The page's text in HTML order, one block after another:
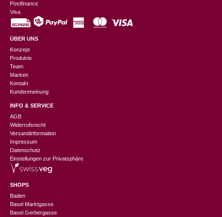
Postfinance
Visa
ÜBER UNS
Konzept
Produkte
Team
Marken
Kontakt
Kundenmeinung
INFO & SERVICE
AGB
Widerrufsrecht
Versandinformation
Impressum
Datenschutz
Einstellungen zur Privatsphäre
SHOPS
Baden
Basel Marktgasse
Basel Gerbergasse